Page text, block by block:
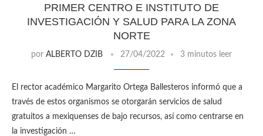
PRIMER CENTRO E INSTITUTO DE
INVESTIGACIÓN Y SALUD PARA LA ZONA
NORTE
por ALBERTO DZIB 27/04/2022 3 minutos leer
El rector académico Margarito Ortega Ballesteros informó que a
través de estos organismos se otorgarán servicios de salud
gratuitos a mexiquenses de bajo recursos, así como centrarse en
la investigación …